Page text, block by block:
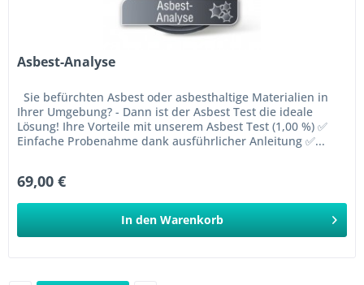
Asbest-Analyse
Sie befürchten Asbest oder asbesthaltige Materialien in
Ihrer Umgebung? - Dann ist der Asbest Test die ideale
Lösung! Ihre Vorteile mit unserem Asbest Test (1,00 %) ✅
Einfache Probenahme dank ausführlicher Anleitung ✅...
69,00 €
In den Warenkorb